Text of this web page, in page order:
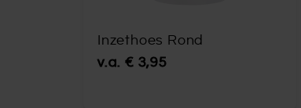
Inzethoes Rond
v.a. € 3,95